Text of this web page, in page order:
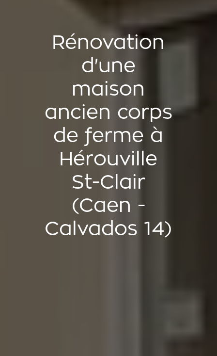
Rénovation
d'une
maison
ancien corps
de ferme à
Hérouville
St-Clair
(Caen -
Calvados 14)